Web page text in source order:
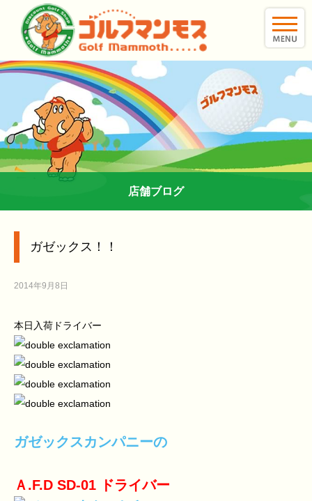
店舗ブログ
ガゼックス！！
2014年9月8日
本日入荷ドライバー
ガゼックスカンパニーの
Ａ.F.D SD-01 ドライバー